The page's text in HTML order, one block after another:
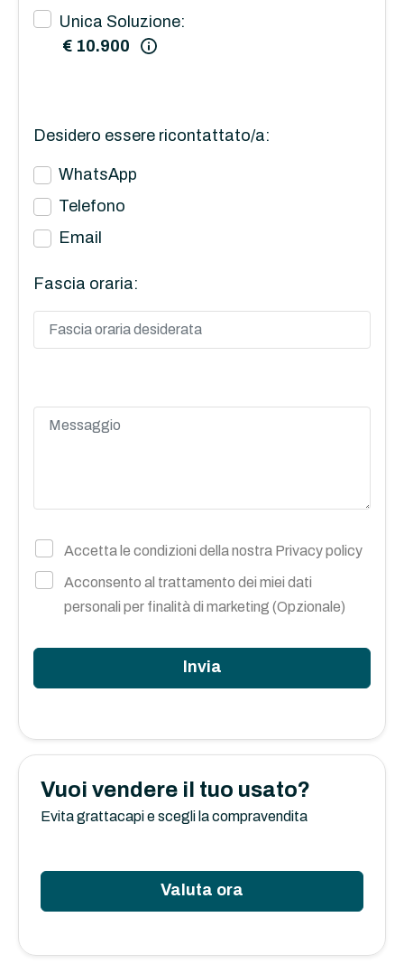
Vuoi vendere il tuo usato?
Evita grattacapi e scegli la compravendita
Valuta ora
Unica Soluzione:
€ 10.900
Desidero essere ricontattato/a:
WhatsApp
Telefono
Email
Fascia oraria:
Accetta le condizioni della nostra Privacy policy
Acconsento al trattamento dei miei dati
personali per finalità di marketing (Opzionale)
Invia